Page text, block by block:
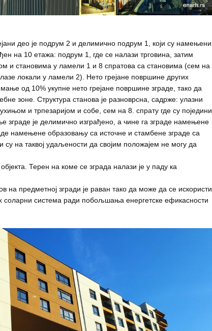
део је подрум 2 и делимично подрум 1, који су намењени
на 10 етажа: подрум 1, где се налази трговина, затим
и становима у ламели 1 и 8 спратова са становима (сем на
локали у ламели 2). Нето грејане површине других
од 10% укупне нето грејане површине зграде, тако да
зоне. Структура станова је разноврсна, садрже: улазни
и трпезаријом и собе, сем на 8. спрату где су поједини
зграде је делимично изграђено, а чине га зграде намењене
намењене образовању са источне и стамбене зграде са
су на таквој удаљености да својим положајем не могу да
Терен на коме се зграда налази је у паду ка
на предметној згради је раван тако да може да се искористи
соларни система ради побољшања енергетске ефикасности